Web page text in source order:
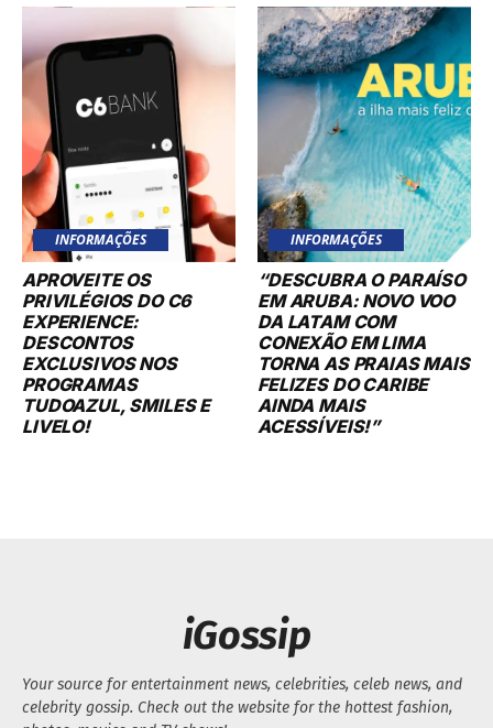
INFORMAÇÕES
APROVEITE OS
PRIVILÉGIOS DO C6
EXPERIENCE:
DESCONTOS
EXCLUSIVOS NOS
PROGRAMAS
TUDOAZUL, SMILES E
LIVELO!
INFORMAÇÕES
“DESCUBRA O PARAÍSO
EM ARUBA: NOVO VOO
DA LATAM COM
CONEXÃO EM LIMA
TORNA AS PRAIAS MAIS
FELIZES DO CARIBE
AINDA MAIS
ACESSÍVEIS!”
iGossip
Your source for entertainment news, celebrities, celeb news, and
celebrity gossip. Check out the website for the hottest fashion,